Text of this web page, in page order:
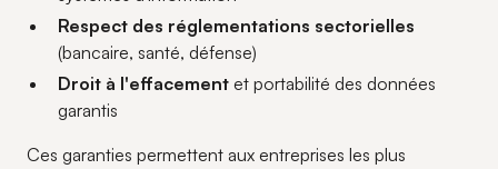
Respect des réglementations sectorielles
(bancaire, santé, défense)
Droit à l'effacement et portabilité des données
garantis
Ces garanties permettent aux entreprises les plus